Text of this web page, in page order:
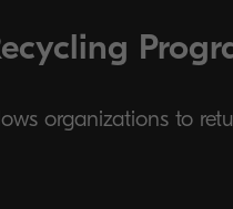
organizations to